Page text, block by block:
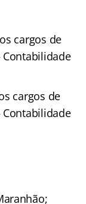
cargos de
Contabilidade
cargos de
Contabilidade